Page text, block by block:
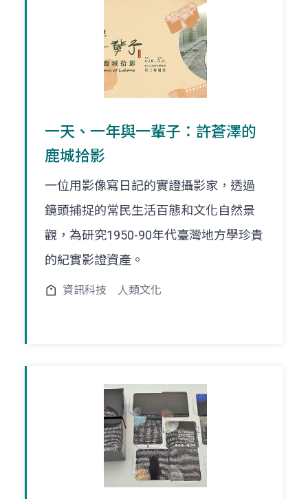
一天、一年與一輩子：許蒼澤的
鹿城拾影
一位用影像寫日記的實證攝影家，透過
鏡頭捕捉的常民生活百態和文化自然景
觀，為研究1950-90年代臺灣地方學珍貴
的紀實影證資產。
資訊科技 人類文化